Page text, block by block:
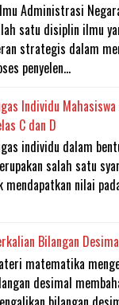
Administrasi
satu disiplin ilmu
strategis dalam
penyelen...
Individu
C dan D
individu dalam
salah satu
mendapatkan nilai
Bilangan
matematika
desimal